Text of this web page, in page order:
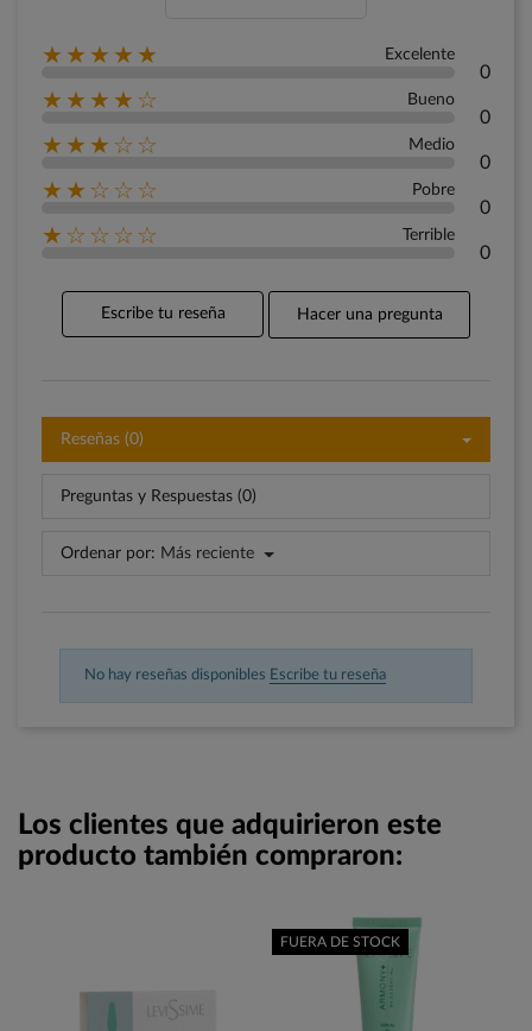
★★★★★ Excelente
0
★★★★☆ Bueno
0
★★★☆☆ Medio
0
★★☆☆☆ Pobre
0
★☆☆☆☆ Terrible
0
Escribe tu reseña Hacer una pregunta
Reseñas (0)
Preguntas y Respuestas (0)
Ordenar por: Más reciente
No hay reseñas disponibles Escribe tu reseña
Los clientes que adquirieron este
producto también compraron:
FUERA DE STOCK